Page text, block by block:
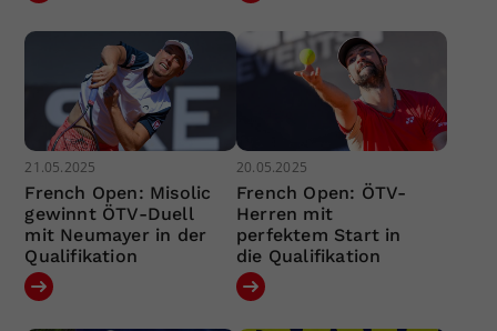
21.05.2025
French Open: Misolic
gewinnt ÖTV-Duell
mit Neumayer in der
Qualifikation
20.05.2025
French Open: ÖTV-
Herren mit
perfektem Start in
die Qualifikation